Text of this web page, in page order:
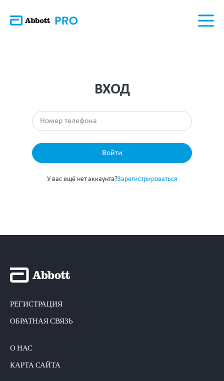
ВХОД
Войти
У вас ещё нет аккаунта?Зарегистрироваться
РЕГИСТРАЦИЯ
ОБРАТНАЯ СВЯЗЬ
О НАС
КАРТА САЙТА